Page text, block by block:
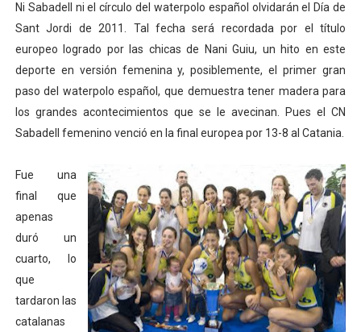
Máxima celebración en el último Impact! con Jason
Mundial de esgrima 2026 (Hong Kong) - La delegación
Raquel Rodriguez es la nueva monarca
Athletes Unlimited Softball League 2026 - Las Utah
Tour de Francia masculino 2026 - Tadej Pogacar
Mundial de Fórmula 1 2026 - Lando Norris consigue
Campeonato de Europa de saltos 2026 (París,
Ni Sabadell ni el círculo del waterpolo español olvidarán el Día de
Sant Jordi de 2011. Tal fecha será recordada por el título
europeo logrado por las chicas de Nani Guiu, un hito en este
deporte en versión femenina y, posiblemente, el primer gran
paso del waterpolo español, que demuestra tener madera para
los grandes acontecimientos que se le avecinan. Pues el CN
Sabadell femenino venció en la final europea por 13-8 al Catania.
Fue una
final que
apenas
duró un
cuarto, lo
que
tardaron las
catalanas